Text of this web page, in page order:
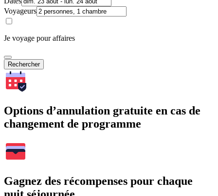
Voyageurs
Je voyage pour affaires
Rechercher
Options d’annulation gratuite en cas de
changement de programme
Gagnez des récompenses pour chaque